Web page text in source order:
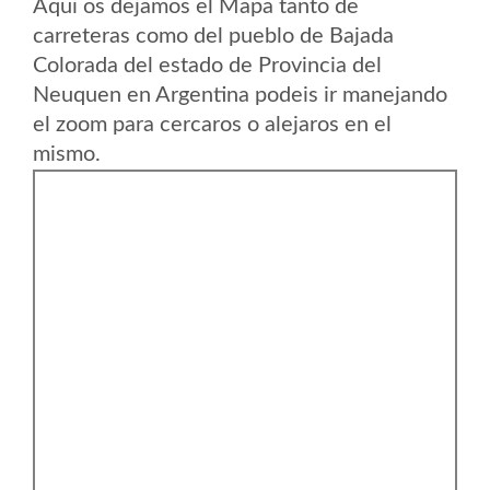
Aqui os dejamos el Mapa tanto de
carreteras como del pueblo de Bajada
Colorada del estado de Provincia del
Neuquen en Argentina podeis ir manejando
el zoom para cercaros o alejaros en el
mismo.